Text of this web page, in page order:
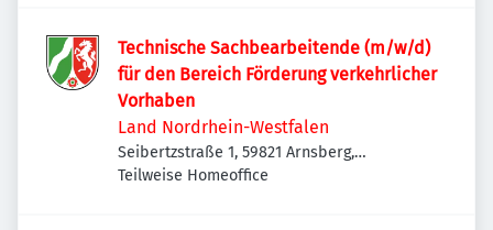
Technische Sachbearbeitende (m/w/d)
für den Bereich Förderung verkehrlicher
Vorhaben
Land Nordrhein-Westfalen
Seibertzstraße 1, 59821 Arnsberg,
Deutschland
Teilweise Homeoffice